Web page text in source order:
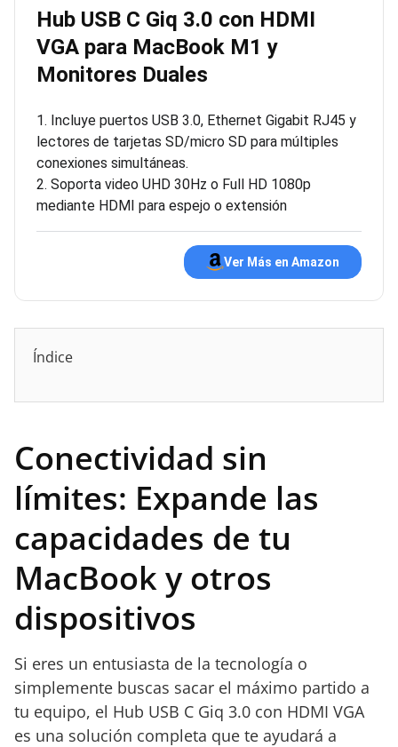
Hub USB C Giq 3.0 con HDMI
VGA para MacBook M1 y
Monitores Duales
1. Incluye puertos USB 3.0, Ethernet Gigabit RJ45 y
lectores de tarjetas SD/micro SD para múltiples
conexiones simultáneas.
2. Soporta video UHD 30Hz o Full HD 1080p
mediante HDMI para espejo o extensión
Ver Más en Amazon
Índice
Conectividad sin
límites: Expande las
capacidades de tu
MacBook y otros
dispositivos
Si eres un entusiasta de la tecnología o
simplemente buscas sacar el máximo partido a
tu equipo, el Hub USB C Giq 3.0 con HDMI VGA
es una solución completa que te ayudará a